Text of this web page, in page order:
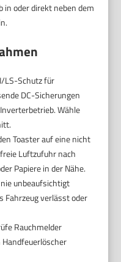
in oder direkt neben dem
LS-Schutz für
DC-Sicherungen
Wähle
Toaster auf eine nicht
Luftzufuhr nach
Papiere in der Nähe.
unbeaufsichtigt
Fahrzeug verlässt oder
Rauchmelder